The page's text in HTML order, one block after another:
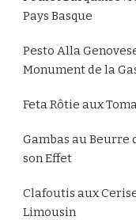
Pays Basque
Pesto Alla
Monument de la
Feta Rôtie aux
Gambas au Beurre
son Effet
Clafoutis aux
Limousin